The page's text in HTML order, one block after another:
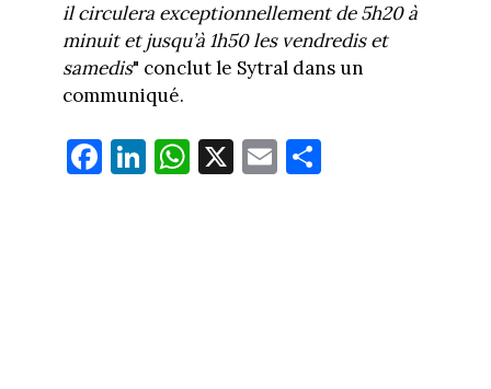
il circulera exceptionnellement de 5h20 à
minuit et jusqu’à 1h50 les vendredis et
samedis" conclut le Sytral dans un
communiqué.
Fa
ce
Li
nk
W
ha
X E
m
Pa
rt